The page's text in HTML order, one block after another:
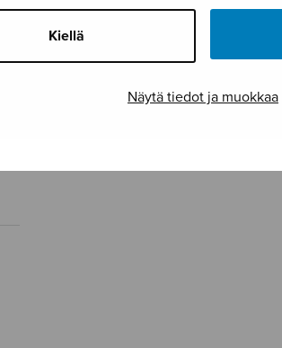
Kiellä
Näytä tiedot ja muokkaa